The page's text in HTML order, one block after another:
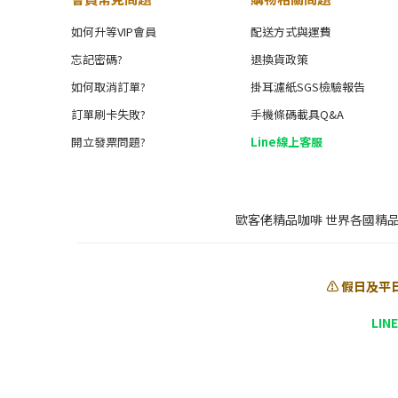
如何升等VIP會員
忘記密碼?
如何取消訂單?
訂單刷卡失敗?
開立發票問題?
配送方式與運費
退換貨政策
掛耳濾紙SGS檢驗報告
手機條碼載具Q&A
Line線上客服
歐客佬精品咖啡 世界各國精
⚠️ 假日及平